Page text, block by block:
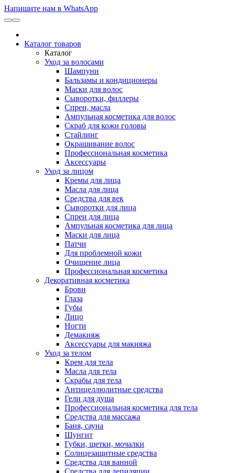
Напишите нам в WhatsApp
Каталог товаров
Каталог
Уход за волосами
Шампуни
Бальзамы и кондиционеры
Маски для волос
Сыворотки, филлеры
Спреи, масла
Ампульная косметика для волос
Скраб для кожи головы
Стайлинг
Окрашивание волос
Профессиональная косметика
Аксессуары
Уход за лицом
Кремы для лица
Масла для лица
Средства для век
Сыворотки для лица
Спреи для лица
Ампульная косметика для лица
Маски для лица
Патчи
Для проблемной кожи
Очищение лица
Профессиональная косметика
Декоративная косметика
Брови
Глаза
Губы
Лицо
Ногти
Демакияж
Аксессуары для макияжа
Уход за телом
Крем для тела
Масла для тела
Скрабы для тела
Антицеллюлитные средства
Гели для душа
Профессиональная косметика для тела
Средства для массажа
Баня, сауна
Шунгит
Губки, щетки, мочалки
Солнцезащитные средства
Средства для ванной
Средства для депиляции